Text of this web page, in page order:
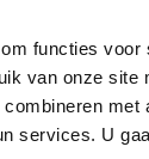
functies voor
van onze site
met
services. U